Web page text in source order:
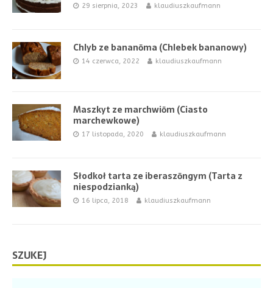
29 sierpnia, 2023 klaudiuszkaufmann
Chlyb ze bananōma (Chlebek bananowy)
14 czerwca, 2022 klaudiuszkaufmann
Maszkyt ze marchwiōm (Ciasto
marchewkowe)
17 listopada, 2020 klaudiuszkaufmann
Słodkoł tarta ze iberaszōngym (Tarta z
niespodzianką)
16 lipca, 2018 klaudiuszkaufmann
SZUKEJ